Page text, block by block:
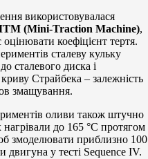
використовувалася
(Mini-Traction Machine),
оцінювати коефіцієнт тертя.
сталеву кульку
сталевого диска і
Страйбека – залежність
змащування.
оливи також штучно
нагрівали до 165 °C протягом
змоделювати приблизно 100
двигуна у тесті Sequence IV.